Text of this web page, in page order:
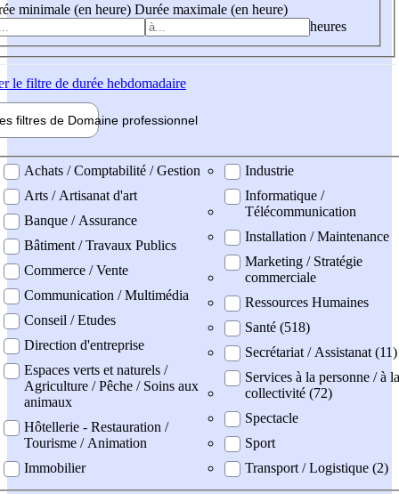
minimale (en heure) Durée maximale (en heure)
heures
le filtre de durée hebdomadaire
filtres de Domaine professionnel
professionel
Achats / Comptabilité / Gestion
Arts / Artisanat d'art
Banque / Assurance
Bâtiment / Travaux Publics
Commerce / Vente
Communication / Multimédia
Conseil / Etudes
Direction d'entreprise
Espaces verts et naturels /
Agriculture / Pêche / Soins aux
animaux
Hôtellerie - Restauration /
Tourisme / Animation
Immobilier
Industrie
Informatique /
Télécommunication
Installation / Maintenance
Marketing / Stratégie
commerciale
Ressources Humaines
Santé (518)
Secrétariat / Assistanat (11)
Services à la personne / à la
collectivité (72)
Spectacle
Sport
Transport / Logistique (2)